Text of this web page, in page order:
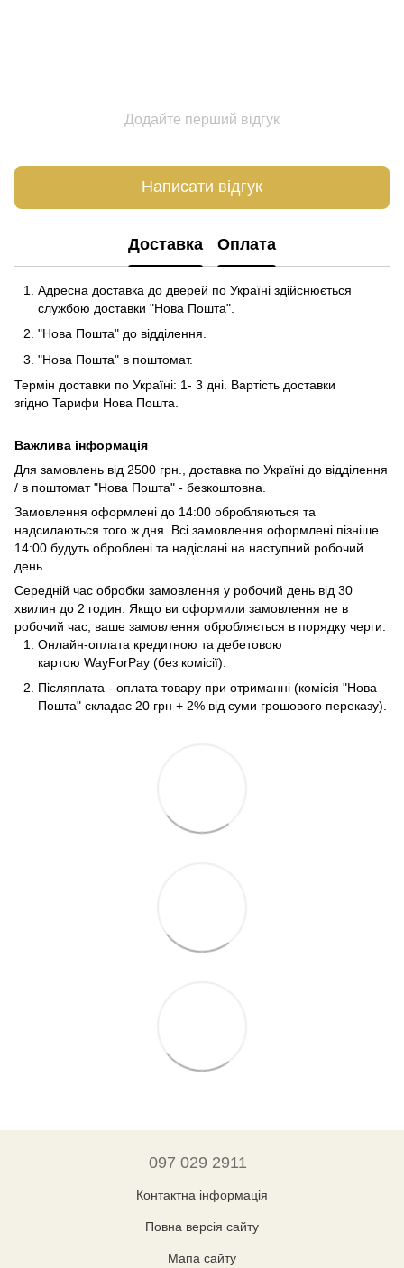
Додайте перший відгук
Написати відгук
Доставка Оплата
Адресна доставка до дверей по Україні здійснюється
службою доставки "Нова Пошта".
"Нова Пошта" до відділення.
"Нова Пошта" в поштомат.
Термін доставки по Україні: 1- 3 дні. Вартість доставки
згідно Тарифи Нова Пошта
Важлива інформація
Для замовлень від 2500 грн., доставка по Україні до відділення
/ в поштомат "Нова Пошта" - безкоштовна.
Замовлення оформлені до 14:00 обробляються та
надсилаються того ж дня. Всі замовлення оформлені пізніше
14:00 будуть оброблені та надіслані на наступний робочий
день.
Середній час обробки замовлення у робочий день від 30
хвилин до 2 годин. Якщо ви оформили замовлення не в
робочий час, ваше замовлення обробляється в порядку черги.
Онлайн-оплата кредитною та дебетовою
картою WayForPay (без комісії).
Післяплата - оплата товару при отриманні (комісія "Нова
Пошта" складає 20 грн + 2% від суми грошового переказу).
097 029 2911
Контактна інформація
Повна версія сайту
Мапа сайту